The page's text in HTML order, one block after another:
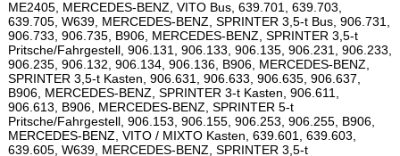
ME2405, MERCEDES-BENZ, VITO Bus, 639.701, 639.703,
639.705, W639, MERCEDES-BENZ, SPRINTER 3,5-t Bus, 906.731,
906.733, 906.735, B906, MERCEDES-BENZ, SPRINTER 3,5-t
Pritsche/Fahrgestell, 906.131, 906.133, 906.135, 906.231, 906.233,
906.235, 906.132, 906.134, 906.136, B906, MERCEDES-BENZ,
SPRINTER 3,5-t Kasten, 906.631, 906.633, 906.635, 906.637,
B906, MERCEDES-BENZ, SPRINTER 3-t Kasten, 906.611,
906.613, B906, MERCEDES-BENZ, SPRINTER 5-t
Pritsche/Fahrgestell, 906.153, 906.155, 906.253, 906.255, B906,
MERCEDES-BENZ, VITO / MIXTO Kasten, 639.601, 639.603,
639.605, W639, MERCEDES-BENZ, SPRINTER 3,5-t